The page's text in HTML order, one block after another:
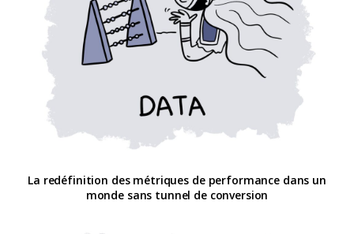
La redéfinition des métriques de performance dans un
monde sans tunnel de conversion